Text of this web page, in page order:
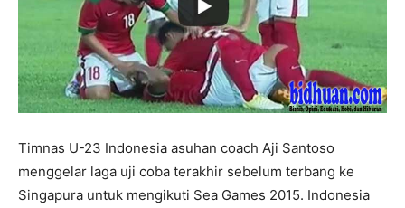
Timnas U-23 Indonesia asuhan coach Aji Santoso
menggelar laga uji coba terakhir sebelum terbang ke
Singapura untuk mengikuti Sea Games 2015. Indonesia